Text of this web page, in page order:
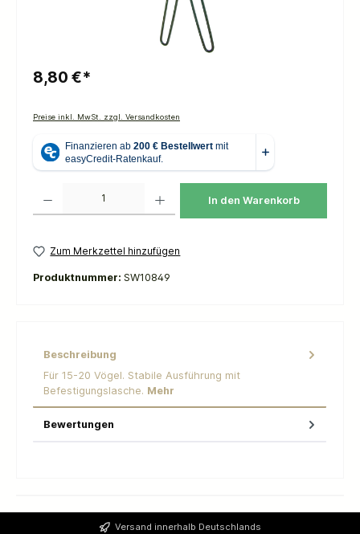
8,80 €*
Preise inkl. MwSt. zzgl. Versandkosten
In den Warenkorb
Zum Merkzettel hinzufügen
Produktnummer: SW10849
Beschreibung
Für 15-20 Vögel. Stabile Ausführung mit
Befestigungslasche. Mehr
Bewertungen
Versand innerhalb Deutschlands